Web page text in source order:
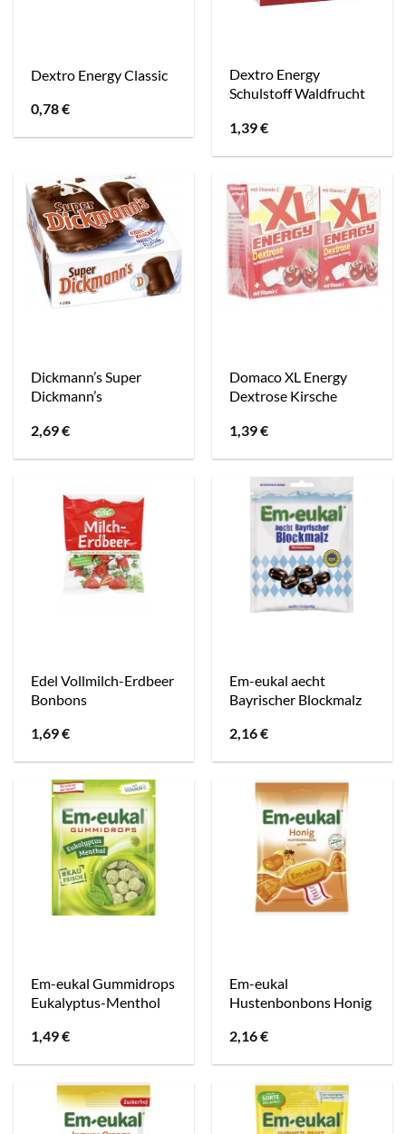
Dextro Energy Classic
0,78€
Dextro Energy
Schulstoff Waldfrucht
1,39€
Dickmann’s Super
Dickmann’s
2,69€
Domaco XL Energy
Dextrose Kirsche
1,39€
Edel Vollmilch-Erdbeer
Bonbons
1,69€
Em-eukal aecht
Bayrischer Blockmalz
2,16€
Em-eukal Gummidrops
Eukalyptus-Menthol
1,49€
Em-eukal
Hustenbonbons Honig
2,16€